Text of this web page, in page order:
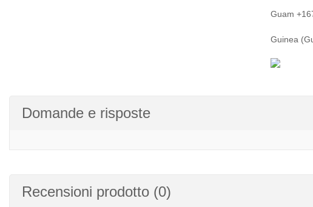
Guam
Guinea
Domande e risposte
Recensioni prodotto (0)